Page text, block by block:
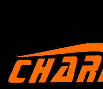
Je suis
Client de CHARM
Veuillez saisir ci-dessous
professionnelle actuelle
véritable client de CHARM.